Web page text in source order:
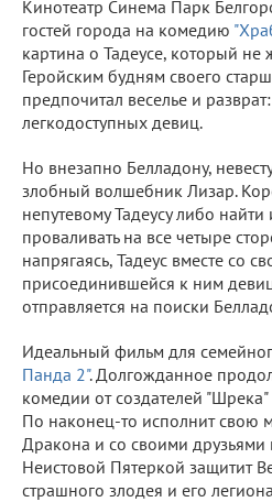
Кинотеатр Синема Парк
гостей города на комедию
картина о Тадеусе, который
Геройским будням своего
предпочитал веселье и
легкодоступных девиц.
Но внезапно Белладону,
злобный волшебник Лизар.
непутевому Тадеусу либо
проваливать на все четыре
напрягаясь, Тадеус вместе со
присоединившейся к ним
отправляется на поиски
Идеальный фильм для
Панда 2". Долгожданное
комедии от создателей
По наконец-то исполнит свою
Дракона и со своими друзьями
Неистовой Пятеркой защитит
страшного злодея и его